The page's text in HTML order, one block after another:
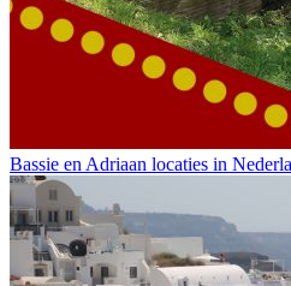
Bassie en Adriaan locaties in